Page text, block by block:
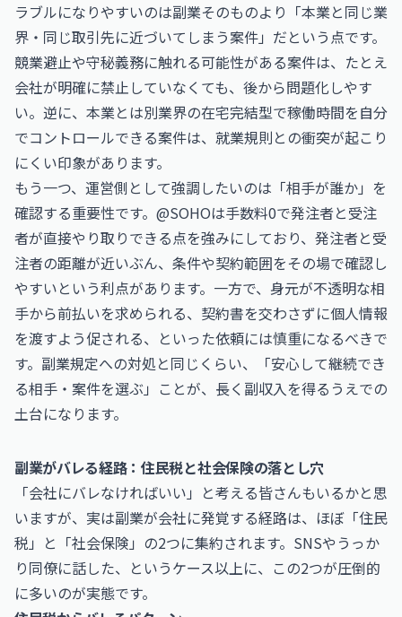
ラブルになりやすいのは副業そのものより「本業と同じ業
界・同じ取引先に近づいてしまう案件」だという点です。
競業避止や守秘義務に触れる可能性がある案件は、たとえ
会社が明確に禁止していなくても、後から問題化しやす
い。逆に、本業とは別業界の在宅完結型で稼働時間を自分
でコントロールできる案件は、就業規則との衝突が起こり
にくい印象があります。
もう一つ、運営側として強調したいのは「相手が誰か」を
確認する重要性です。@SOHOは手数料0で発注者と受注
者が直接やり取りできる点を強みにしており、発注者と受
注者の距離が近いぶん、条件や契約範囲をその場で確認し
やすいという利点があります。一方で、身元が不透明な相
手から前払いを求められる、契約書を交わさずに個人情報
を渡すよう促される、といった依頼には慎重になるべきで
す。副業規定への対処と同じくらい、「安心して継続でき
る相手・案件を選ぶ」ことが、長く副収入を得るうえでの
土台になります。
副業がバレる経路：住民税と社会保険の落とし穴
「会社にバレなければいい」と考える皆さんもいるかと思
いますが、実は副業が会社に発覚する経路は、ほぼ「住民
税」と「社会保険」の2つに集約されます。SNSやうっか
り同僚に話した、というケース以上に、この2つが圧倒的
に多いのが実態です。